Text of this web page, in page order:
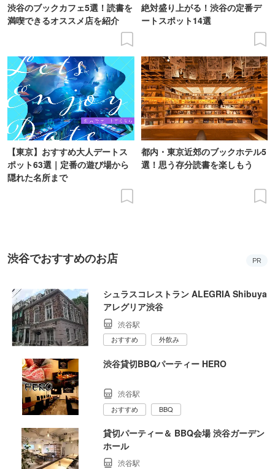
渋谷のブックカフェ5選！読書を
満喫できるオススメ店を紹介
絶対盛り上がる！渋谷の定番デ
ートスポット14選
【東京】おすすめ大人デートス
ポット63選｜定番の遊び場から
隠れた名所まで
都内・東京近郊のブックホテル5
選！思う存分読書を楽しもう
渋谷でおすすめのお店 PR
シュラスコレストラン ALEGRIA Shibuya
アレグリア渋谷
渋谷駅
おすすめ 外飲み
渋谷貸切BBQパーティー HERO
渋谷駅
おすすめ BBQ
貸切パーティー＆ BBQ会場 渋谷ガーデン
ホール
渋谷駅